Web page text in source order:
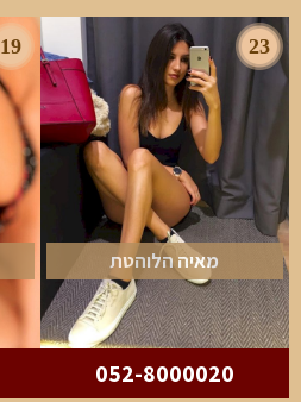
23
מאיה הלוהטת
052-8000020
19